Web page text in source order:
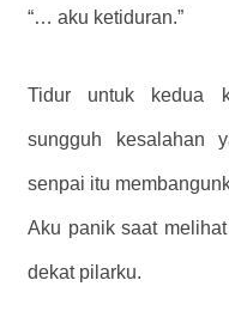
“… aku ketiduran.”
Tidur untuk kedua
sungguh kesalahan
senpai itu
Aku panik saat
dekat pilarku.